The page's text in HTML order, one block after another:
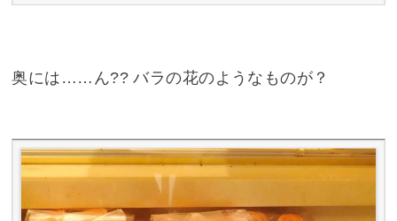
奥には……ん?? バラの花のようなものが？